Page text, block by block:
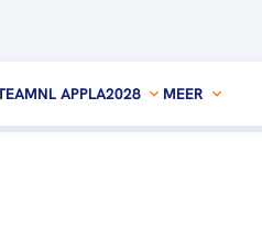
APPLA2028 MEER